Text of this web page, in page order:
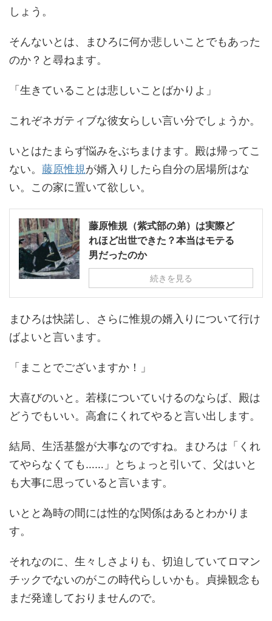
しょう。
そんないとは、まひろに何か悲しいことでもあった
のか？と尋ねます。
「生きていることは悲しいことばかりよ」
これぞネガティブな彼女らしい言い分でしょうか。
いとはたまらず悩みをぶちまけます。殿は帰ってこ
ない。 藤原惟規が婿入りしたら自分の居場所はな
い。この家に置いて欲しい。
藤原惟規（紫式部の弟）は実際ど
れほど出世できた？本当はモテる
男だったのか
続きを見る
まひろは快諾し、さらに惟規の婿入りについて行け
ばよいと言います。
「まことでございますか！」
大喜びのいと。若様についていけるのならば、殿は
どうでもいい。高倉にくれてやると言い出します。
結局、生活基盤が大事なのですね。まひろは「くれ
てやらなくても……」とちょっと引いて、父はいと
も大事に思っていると言います。
いとと為時の間には性的な関係はあるとわかりま
す。
それなのに、生々しさよりも、切迫していてロマン
チックでないのがこの時代らしいかも。貞操観念も
まだ発達しておりませんので。